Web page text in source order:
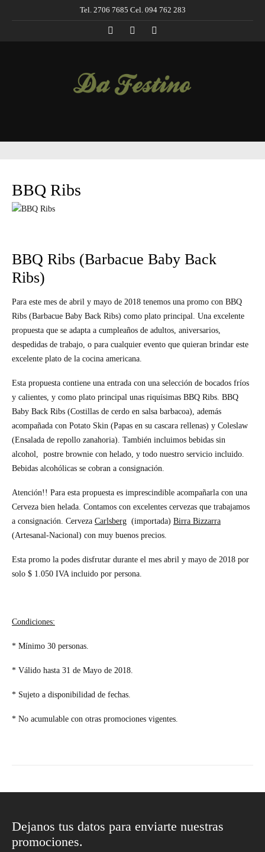
Tel. 2706 7685 Cel. 094 762 283
BBQ Ribs
BBQ Ribs (Barbacue Baby Back
Ribs)
Para este mes de abril y mayo de 2018 tenemos una promo con BBQ
Ribs (Barbacue Baby Back Ribs) como plato principal. Una excelente
propuesta que se adapta a cumpleaños de adultos, aniversarios,
despedidas de trabajo, o para cualquier evento que quieran brindar este
excelente plato de la cocina americana.
Esta propuesta contiene una entrada con una selección de bocados fríos
y calientes, y como plato principal unas riquísimas BBQ Ribs. BBQ
Baby Back Ribs (Costillas de cerdo en salsa barbacoa), además
acompañada con Potato Skin (Papas en su cascara rellenas) y Coleslaw
(Ensalada de repollo zanahoria). También incluimos bebidas sin
alcohol, postre brownie con helado, y todo nuestro servicio incluido.
Bebidas alcohólicas se cobran a consignación.
Atención!! Para esta propuesta es imprescindible acompañarla con una
Cerveza bien helada. Contamos con excelentes cervezas que trabajamos
a consignación. Cerveza Carlsberg (importada) Birra Bizzarra
(Artesanal-Nacional) con muy buenos precios.
Esta promo la podes disfrutar durante el mes abril y mayo de 2018 por
solo $ 1.050 IVA incluido por persona.
Condiciones:
* Mínimo 30 personas.
* Válido hasta 31 de Mayo de 2018.
* Sujeto a disponibilidad de fechas.
* No acumulable con otras promociones vigentes.
Dejanos tus datos para enviarte nuestras
promociones.